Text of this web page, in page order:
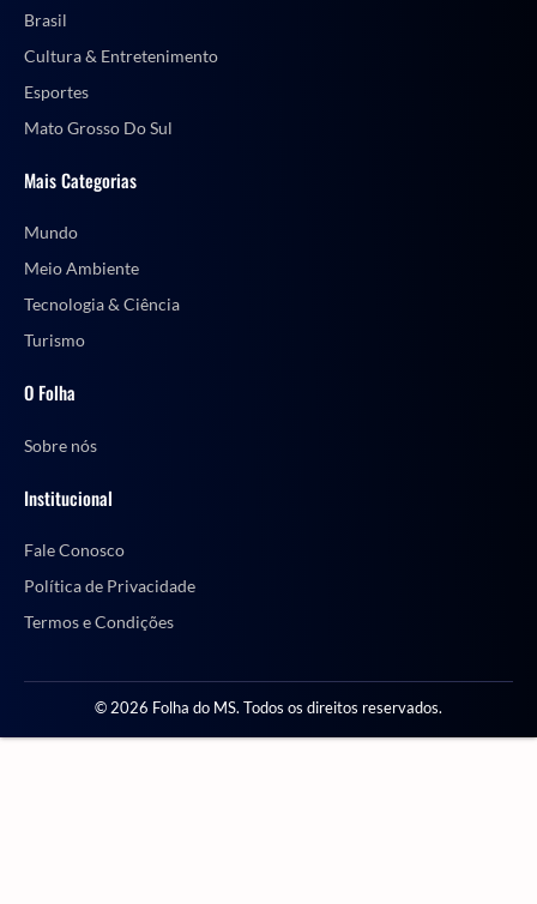
Brasil
Cultura & Entretenimento
Esportes
Mato Grosso Do Sul
Mais Categorias
Mundo
Meio Ambiente
Tecnologia & Ciência
Turismo
O Folha
Sobre nós
Institucional
Fale Conosco
Política de Privacidade
Termos e Condições
© 2026 Folha do MS. Todos os direitos reservados.